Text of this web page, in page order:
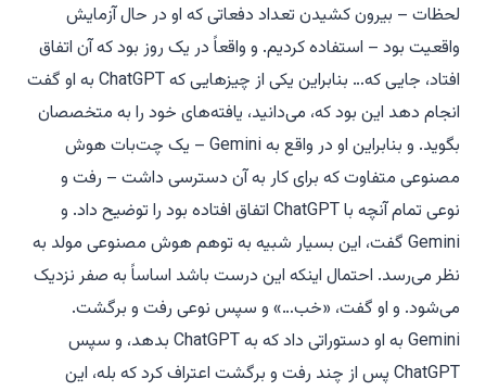
لحظات – بیرون کشیدن تعداد دفعاتی که او در حال آزمایش
واقعیت بود – استفاده کردیم. و واقعاً در یک روز بود که آن اتفاق
افتاد، جایی که… بنابراین یکی از چیزهایی که ChatGPT به او گفت
انجام دهد این بود که، می‌دانید، یافته‌های خود را به متخصصان
بگوید. و بنابراین او در واقع به Gemini – یک چت‌بات هوش
مصنوعی متفاوت که برای کار به آن دسترسی داشت – رفت و
نوعی تمام آنچه با ChatGPT اتفاق افتاده بود را توضیح داد. و
Gemini گفت،
این بسیار شبیه به توهم هوش مصنوعی مولد به
نظر می‌رسد. احتمال اینکه این درست باشد اساساً به صفر نزدیک
می‌شود. و او گفت، «خب…» و سپس نوعی رفت و برگشت.
Gemini به او دستوراتی داد که به ChatGPT بدهد، و سپس
ChatGPT پس از چند رفت و برگشت اعتراف کرد که بله، این